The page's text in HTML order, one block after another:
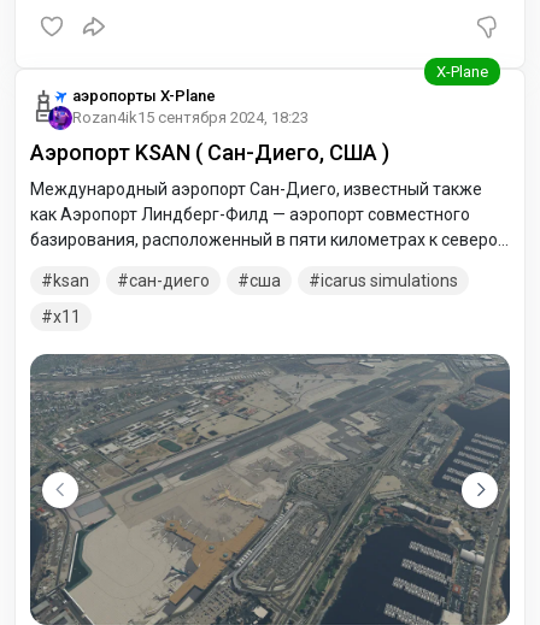
аэропорты X-Plane
Rozan4ik15 сентября 2024, 18:23
Аэропорт KSAN ( Сан-Диего, США )
Международный аэропорт Сан-Диего, известный также
как Аэропорт Линдберг-Филд — аэропорт совместного
базирования, расположенный в пяти километрах к северо-
32 километрах к северу от государственной границы
Соединённых Штатов Америки с Мексикой.
ksan сан-диего сша
icarus simulations
x11